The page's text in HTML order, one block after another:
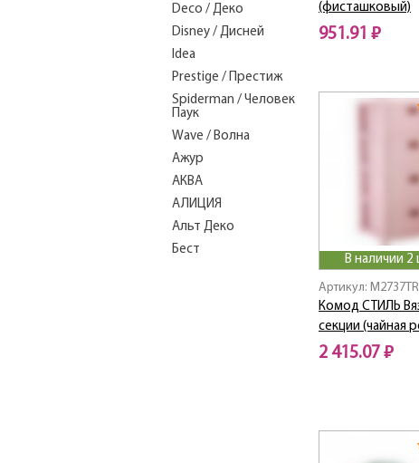
Deco / Деко
Disney / Дисней
Idea
Prestige / Престиж
Spiderman / Человек
Паук
Wave / Волна
Ажур
АКВА
АЛИЦИЯ
Альт Деко
Бест
(фисташковый)
951.91 ₽
В наличии 2
Артикул: M2737TR
Комод СТИЛЬ
секции (чайная
2 415.07 ₽